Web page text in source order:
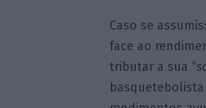
Caso se
face ao
tributar a sua “